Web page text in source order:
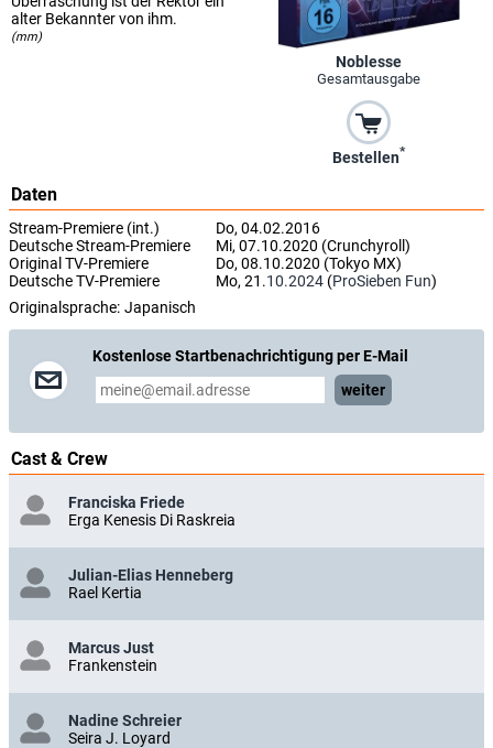
Noblesse
Gesamtausgabe
Bestellen*
alter Bekannter von ihm.
(mm)
Daten
Stream-Premiere (int.)
Do, 04.02.2016
Deutsche Stream-Premiere
Mi, 07.10.2020 (Crunchyroll)
Original TV-Premiere
Do, 08.10.2020 (Tokyo MX)
Deutsche TV-Premiere
Mo, 21.10.2024 (ProSieben Fun)
Originalsprache: Japanisch
Kostenlose Startbenachrichtigung per E-Mail
weiter
Cast & Crew
Franciska Friede
Erga Kenesis Di Raskreia
Julian-Elias Henneberg
Rael Kertia
Marcus Just
Frankenstein
Nadine Schreier
Seira J. Loyard